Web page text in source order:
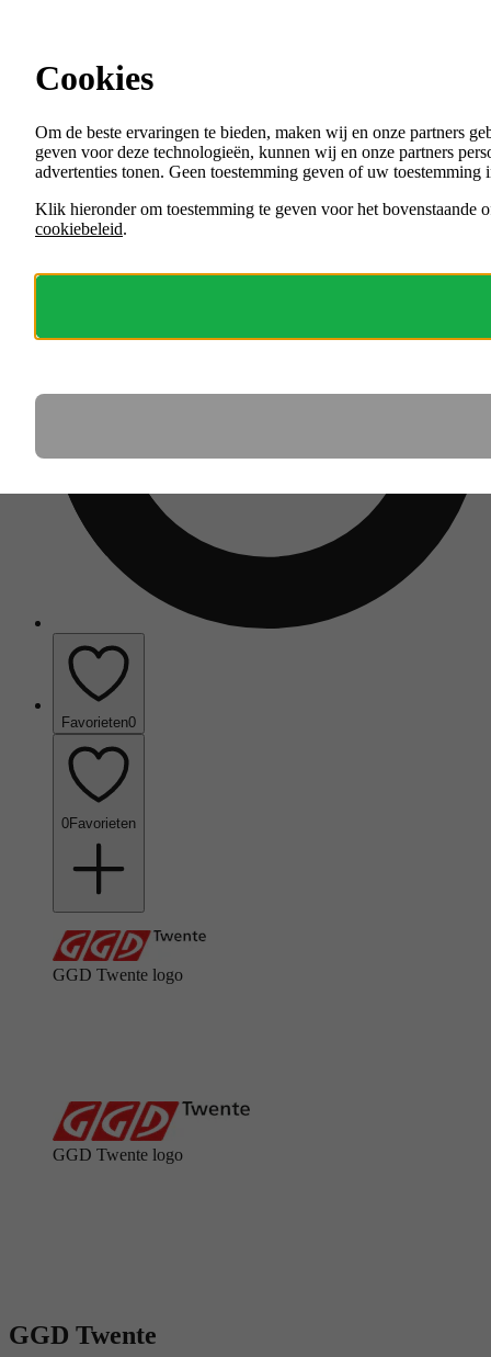
Menu
VACATURES
ORGANISATIES
Favorieten0
0Favorieten
GGD Twente logo
GGD Twente logo
GGD Twente
Cookies
Om de beste ervaringen te bieden, maken wij en onze partners
geven voor deze technologieën, kunnen wij en onze partners
advertenties tonen. Geen toestemming geven of uw
Klik hieronder om toestemming te geven voor het bovenstaande
cookiebeleid.